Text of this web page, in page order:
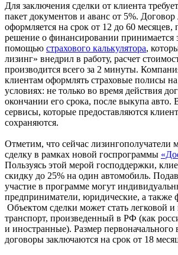
Для заключения сделки от клиента
пакет документов и аванс от 5%. Договор
оформляется на срок от 12 до 60 месяцев,
решение о финансировании принимается
помощью страхового калькулятора,
лизинг» внедрил в работу, расчет
производится всего за 2 минуты.
клиентам оформлять страховые полисы
условиях: не только во время действия
окончании его срока, после выкупа авто.
сервисы, которые предоставляются
сохраняются.
Отметим, что сейчас лизингополучатели
сделку в рамках новой госпрограммы
Пользуясь этой мерой господдержки,
скидку до 25% на один автомобиль.
участие в программе могут
предприниматели, юридические, а также
Объектом сделки может стать легковой
транспорт, произведенный в РФ (как
и иностранные). Размер первоначального
договоры заключаются на срок от 18